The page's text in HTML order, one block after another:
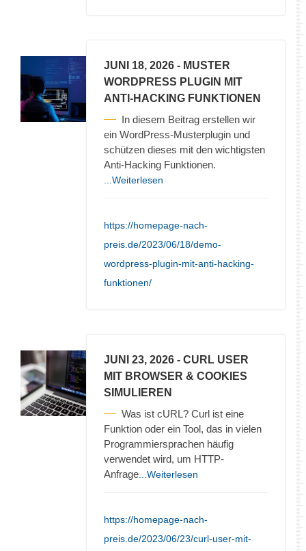
JUNI 18, 2026 - MUSTER
WORDPRESS PLUGIN MIT
ANTI-HACKING FUNKTIONEN
In diesem Beitrag erstellen wir
ein WordPress-Musterplugin und
schützen dieses mit den wichtigsten
Anti-Hacking Funktionen.
...Weiterlesen
https://homepage-nach-
preis.de/2023/06/18/demo-
wordpress-plugin-mit-anti-hacking-
funktionen/
JUNI 23, 2026 - CURL USER
MIT BROWSER & COOKIES
SIMULIEREN
Was ist cURL? Curl ist eine
Funktion oder ein Tool, das in vielen
Programmiersprachen häufig
verwendet wird, um HTTP-
Anfrage ...Weiterlesen
https://homepage-nach-
preis.de/2023/06/23/curl-user-mit-